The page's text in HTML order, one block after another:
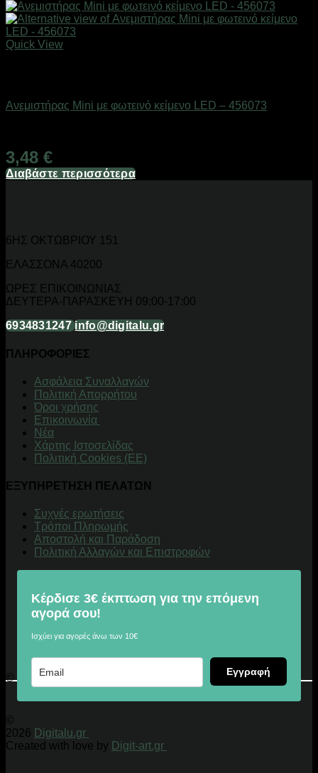
Quick View
Ανεμιστήρας Mini με φωτεινό κείμενο LED – 456073
3,48 €
Διαβάστε περισσότερα
6ΗΣ ΟΚΤΩΒΡΙΟΥ 151
ΕΛΑΣΣΟΝΑ 40200
ΩΡΕΣ ΕΠΙΚΟΙΝΩΝΙΑΣ
ΔΕΥΤΕΡΑ-ΠΑΡΑΣΚΕΥΗ 09:00-17:00
6934831247 info@digitalu.gr
ΠΛΗΡΟΦΟΡΙΕΣ
Aσφάλεια Συναλλαγών
Πολιτική Απορρήτου
Όροι χρήσης
Επικοινωνία
Νέα
Χάρτης Ιστοσελίδας
Πολιτική Cookies (ΕΕ)
ΕΞΥΠΗΡΕΤΗΣΗ ΠΕΛΑΤΩΝ
Συχνές ερωτήσεις
Τρόποι Πληρωμής
Αποστολή και Παράδοση
Πολιτική Αλλαγών και Επιστροφών
Κέρδισε 3€ έκπτωση για την επόμενη
αγορά σου!
Ισχύει για αγορές άνω των 10€
Εγγραφή
© 2026 Digitalu.gr
©
2026 Digitalu.gr
Created with love by Digit-art.gr